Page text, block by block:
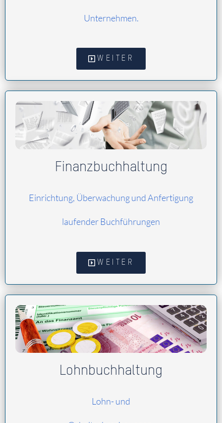
Unternehmen.
WEITER
Finanzbuchhaltung
Einrichtung, Überwachung und Anfertigung
laufender Buchführungen
WEITER
Lohnbuchhaltung
Lohn- und